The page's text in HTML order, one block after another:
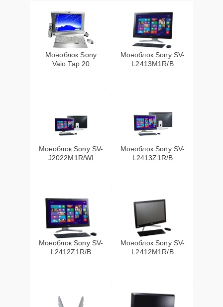
Моноблок Sony
Vaio Tap 20
Моноблок Sony SV-
L2413M1R/B
Моноблок Sony SV-
J2022M1R/WI
Моноблок Sony SV-
L2413Z1R/B
Моноблок Sony SV-
L2412Z1R/B
Моноблок Sony SV-
L2412M1R/B